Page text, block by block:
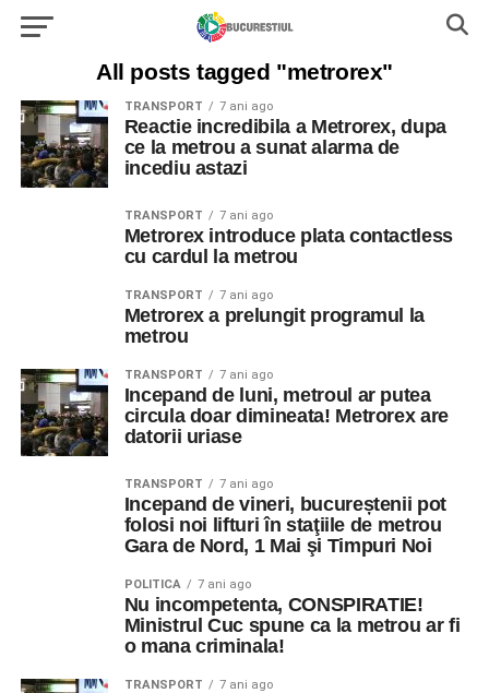
All posts tagged "metrorex"
TRANSPORT 7 ani ago
Reactie incredibila a Metrorex, dupa
ce la metrou a sunat alarma de
incediu astazi
TRANSPORT 7 ani ago
Metrorex introduce plata contactless
cu cardul la metrou
TRANSPORT 7 ani ago
Metrorex a prelungit programul la
metrou
TRANSPORT 7 ani ago
Incepand de luni, metroul ar putea
circula doar dimineata! Metrorex are
datorii uriase
TRANSPORT 7 ani ago
Incepand de vineri, bucureștenii pot
folosi noi lifturi în staţiile de metrou
Gara de Nord, 1 Mai şi Timpuri Noi
POLITICA 7 ani ago
Nu incompetenta, CONSPIRATIE!
Ministrul Cuc spune ca la metrou ar fi
o mana criminala!
TRANSPORT 7 ani ago